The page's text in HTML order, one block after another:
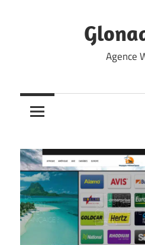
Agence